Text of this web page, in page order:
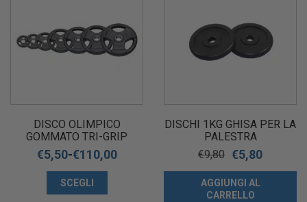
DISCO OLIMPICO
GOMMATO TRI-GRIP
DIAMOND
€5,50-€110,00
SCEGLI
DISCHI 1KG GHISA PER LA
PALESTRA
€9,80 €5,80
AGGIUNGI AL
CARRELLO